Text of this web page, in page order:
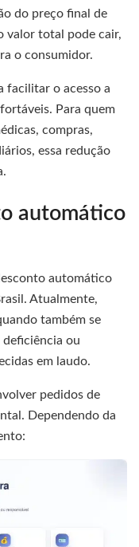
do preço final de
valor total pode cair,
o consumidor.
facilitar o acesso a
Para quem
compras,
essa redução
automático
automático
Atualmente,
também se
deficiência ou
em laudo.
pedidos de
Dependendo da